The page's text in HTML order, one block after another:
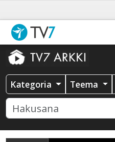
Kategoria Teema